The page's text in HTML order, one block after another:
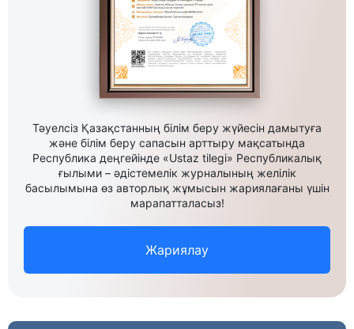
Тәуелсіз Қазақстанның білім беру жүйесін дамытуға
және білім беру сапасын арттыру мақсатында
Республика деңгейінде «Ustaz tilegi» Республикалық
ғылыми – әдістемелік журналының желілік
басылымына өз авторлық жұмысын жариялағаны үшін
марапатталасыз!
Жариялау